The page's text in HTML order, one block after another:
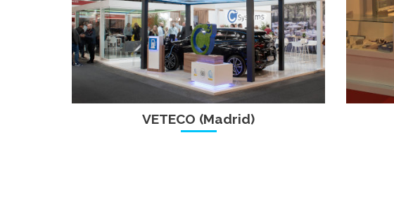
VETECO (Madrid)